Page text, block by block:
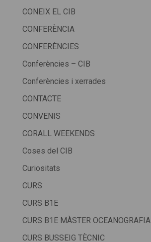
CONEIX EL CIB
CONFERÈNCIA
CONFERÈNCIES
Conferències – CIB
Conferències i xerrades
CONTACTE
CONVENIS
CORALL WEEKENDS
Coses del CIB
Curiositats
CURS
CURS B1E
CURS B1E MÀSTER OCEANOGRAFIA
CURS BUSSEIG TÈCNIC